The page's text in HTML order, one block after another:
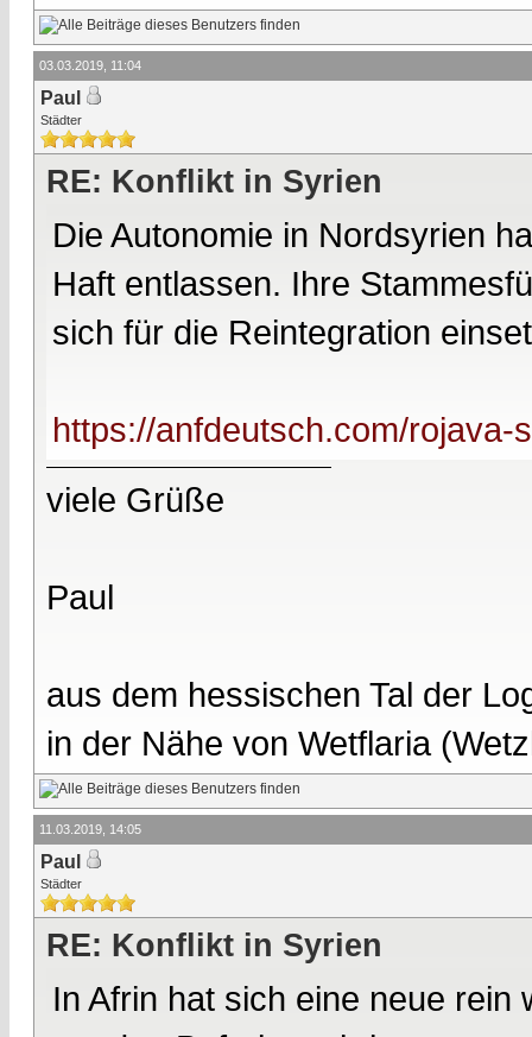
03.03.2019, 11:04
Paul
Städter
RE: Konflikt in Syrien
Die Autonomie in Nordsyrien
Haft entlassen. Ihre
sich für die Reintegration
https://anfdeutsch.com/rojava-
viele Grüße
Paul
aus dem hessischen Tal der
in der Nähe von Wetflaria
11.03.2019, 14:05
Paul
Städter
RE: Konflikt in Syrien
In Afrin hat sich eine neue